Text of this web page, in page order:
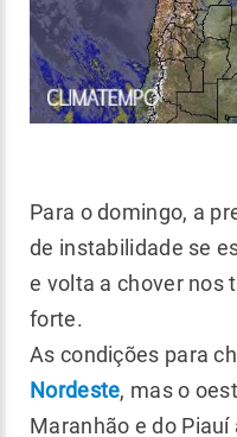
Para o domingo, a
de instabilidade se
e volta a chover nos
forte.
As condições para
Nordeste, mas o
Maranhão e do